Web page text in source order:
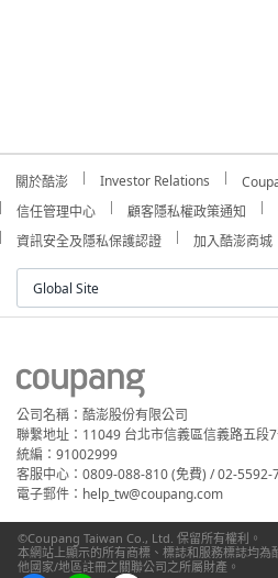
關於酷澎 Investor Relations
信任管理中心
顧客隱私權政策通知
資訊安全及隱私保護認證
加入酷澎商城
Global Site
公司名稱：酷澎股份有限公司
聯繫地址：11049 台北市信義區信義路五段
統編：91002999
客服中心：0809-088-810 (免費) / 02-5592-
電子郵件：help_tw@coupang.com
©Coupang Taiwan Co., Ltd. 保留所有權利。
本網站上顯示的所有商標、標誌和服務標誌均
他國家/地區註冊之關聯公司之所屬財產。